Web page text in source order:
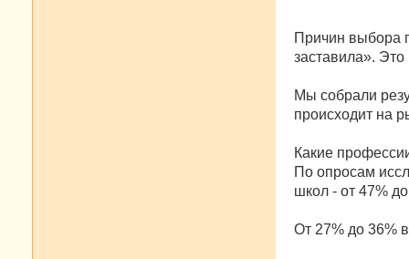
Причин выбора
заставила».
Мы собрали
происходит на
Какие
По опросам
школ - от 47%
От 27% до 36%